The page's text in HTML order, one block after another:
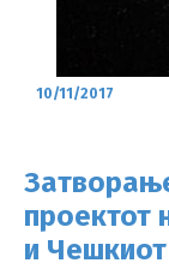
10/11/2017
проектот
и